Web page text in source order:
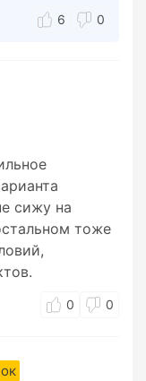
6 0
сижу на
тоже
0 0